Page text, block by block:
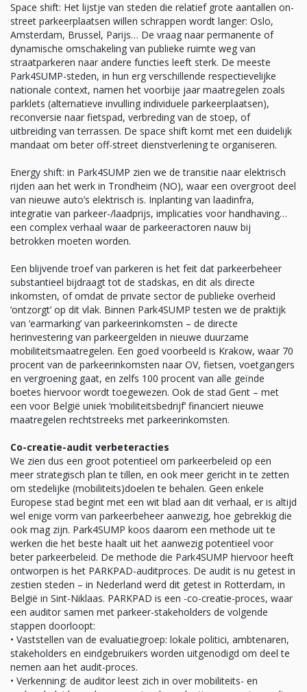
Space shift: Het lijstje van steden die relatief grote aantallen on-
street parkeerplaatsen willen schrappen wordt langer: Oslo,
Amsterdam, Brussel, Parijs… De vraag naar permanente of
dynamische omschakeling van publieke ruimte weg van
straatparkeren naar andere functies leeft sterk. De meeste
Park4SUMP-steden, in hun erg verschillende respectievelijke
nationale context, namen het voorbije jaar maatregelen zoals
parklets (alternatieve invulling individuele parkeerplaatsen),
reconversie naar fietspad, verbreding van de stoep, of
uitbreiding van terrassen. De space shift komt met een duidelijk
mandaat om beter off-street dienstverlening te organiseren.
Energy shift: in Park4SUMP zien we de transitie naar elektrisch
rijden aan het werk in Trondheim (NO), waar een overgroot deel
van nieuwe auto’s elektrisch is. Inplanting van laadinfra,
integratie van parkeer-/laadprijs, implicaties voor handhaving…
een complex verhaal waar de parkeeractoren nauw bij
betrokken moeten worden.
Een blijvende troef van parkeren is het feit dat parkeerbeheer
substantieel bijdraagt tot de stadskas, en dit als directe
inkomsten, of omdat de private sector de publieke overheid
‘ontzorgt’ op dit vlak. Binnen Park4SUMP testen we de praktijk
van ‘earmarking’ van parkeerinkomsten – de directe
herinvestering van parkeergelden in nieuwe duurzame
mobiliteitsmaatregelen. Een goed voorbeeld is Krakow, waar 70
procent van de parkeerinkomsten naar OV, fietsen, voetgangers
en vergroening gaat, en zelfs 100 procent van alle geïnde
boetes hiervoor wordt toegewezen. Ook de stad Gent – met
een voor België uniek ‘mobiliteitsbedrijf’ financiert nieuwe
maatregelen rechtstreeks met parkeerinkomsten.
Co-creatie-audit verbeteracties
We zien dus een groot potentieel om parkeerbeleid op een
meer strategisch plan te tillen, en ook meer gericht in te zetten
om stedelijke (mobiliteits)doelen te behalen. Geen enkele
Europese stad begint met een wit blad aan dit verhaal, er is altijd
wel enige vorm van parkeerbeheer aanwezig, hoe gebrekkig die
ook mag zijn. Park4SUMP koos daarom een methode uit te
werken die het beste haalt uit het aanwezig potentieel voor
beter parkeerbeleid. De methode die Park4SUMP hiervoor heeft
ontworpen is het PARKPAD-auditproces. De audit is nu getest in
zestien steden – in Nederland werd dit getest in Rotterdam, in
België in Sint-Niklaas. PARKPAD is een -co-creatie-proces, waar
een auditor samen met parkeer-stakeholders de volgende
stappen doorloopt:
• Vaststellen van de evaluatiegroep: lokale politici, ambtenaren,
stakeholders en eindgebruikers worden uitgenodigd om deel te
nemen aan het audit-proces.
• Verkenning: de auditor leest zich in over mobiliteits- en